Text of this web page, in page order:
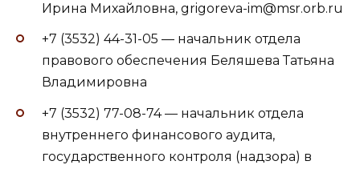
Ирина Михайловна, grigoreva-im@msr.orb.ru
+7 (3532) 44-31-05 — начальник отдела
правового обеспечения Беляшева Татьяна
Владимировна
+7 (3532) 77-08-74 — начальник отдела
внутреннего финансового аудита,
государственного контроля (надзора) в